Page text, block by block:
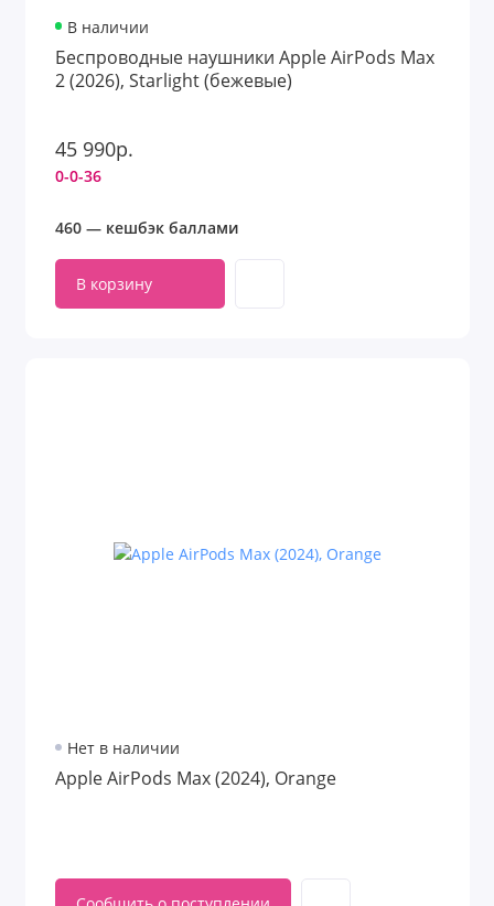
В наличии
Беспроводные наушники Apple AirPods Max
2 (2026), Starlight (бежевые)
45 990р.
0-0-36
460 — кешбэк баллами
В корзину
Нет в наличии
Apple AirPods Max (2024), Orange